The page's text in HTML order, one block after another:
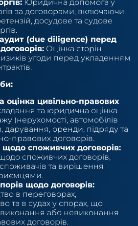
Юридична допомога у
за договорами, включаючи
досудове та судове
(due diligence) перед
Оцінка сторін
угоди перед укладенням
оцінка цивільно-правових
та юридична оцінка
(нерухомості, автомобілів
дарування, оренди, підряду та
правових договорів.
щодо споживчих договорів:
щодо споживчих договорів,
та вирішення
щодо договорів:
в переговорах,
та в судах у спорах, що
виконання або невиконання
договорів.